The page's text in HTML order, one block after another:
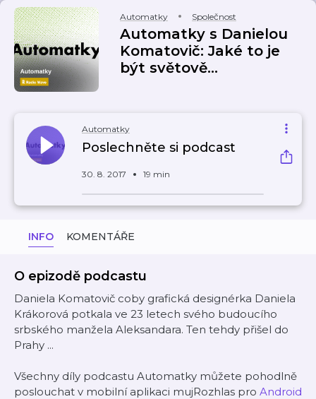
Automatky Společnost
Automatky s Danielou
Komatovič: Jaké to je
být světově...
Automatky
Poslechněte si podcast
30. 8. 2017 19 min
INFO KOMENTÁŘE
O epizodě podcastu
Daniela Komatovič coby grafická designérka Daniela
Krákorová potkala ve 23 letech svého budoucího
srbského manžela Aleksandara. Ten tehdy přišel do
Prahy ...
Všechny díly podcastu Automatky můžete pohodlně
poslouchat v mobilní aplikaci mujRozhlas pro Android